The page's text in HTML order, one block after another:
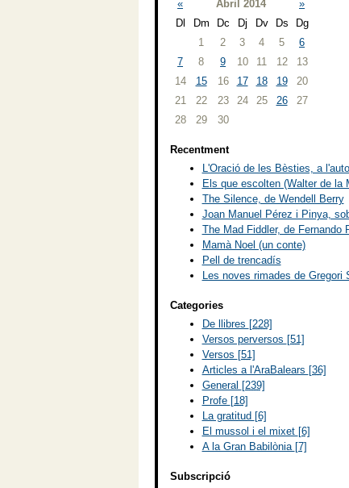
«
Abril 2014
»
Dl
Dm Dc Dj Dv Ds
Dg
1
2 3 4 5
6
7
8 9 10 11 12
13
14
15 16 17 18 19
20
21
22 23 24 25 26
27
28
29 30
Recentment
L'Oració de les Bèsties, a
Els que escolten (Walter de la
The Silence, de Wendell Berry
Joan Manuel Pérez i Pinya,
The Mad Fiddler, de Fernando
Mamà Noel (un conte)
Pell de trencadís
Les noves rimades de Gregori
Categories
De llibres [228]
Versos perversos [51]
Versos [51]
Articles a l'AraBalears [36]
General [239]
Profe [18]
La gratitud [6]
El mussol i el mixet [6]
A la Gran Babilònia [7]
Subscripció